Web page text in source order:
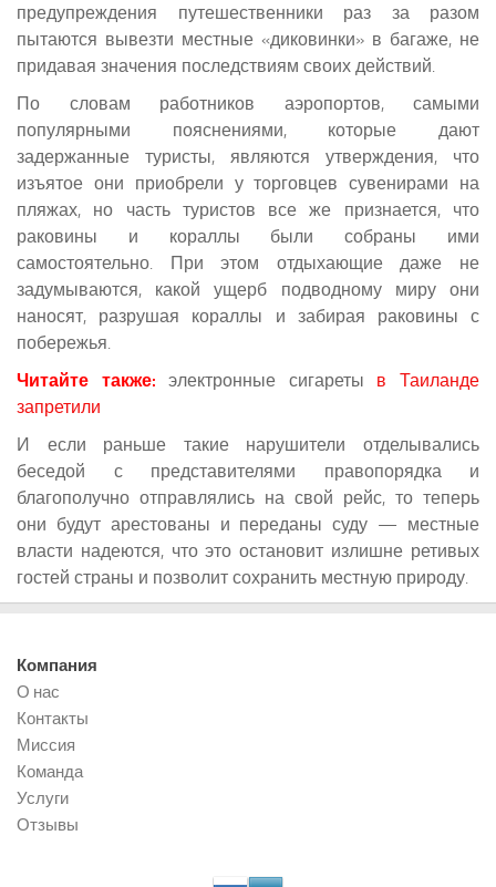
предупреждения путешественники раз за разом
пытаются вывезти местные «диковинки» в багаже, не
придавая значения последствиям своих действий.
По словам работников аэропортов, самыми
популярными пояснениями, которые дают
задержанные туристы, являются утверждения, что
изъятое они приобрели у торговцев сувенирами на
пляжах, но часть туристов все же признается, что
раковины и кораллы были собраны ими
самостоятельно. При этом отдыхающие даже не
задумываются, какой ущерб подводному миру они
наносят, разрушая кораллы и забирая раковины с
побережья.
Читайте также:электронные сигареты в Таиланде
запретили
И если раньше такие нарушители отделывались
беседой с представителями правопорядка и
благополучно отправлялись на свой рейс, то теперь
они будут арестованы и переданы суду — местные
власти надеются, что это остановит излишне ретивых
гостей страны и позволит сохранить местную природу.
Компания
О нас
Контакты
Миссия
Команда
Услуги
Отзывы